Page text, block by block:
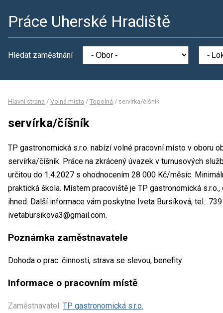
Práce Uherské Hradiště
Hledat zaměstnání
Hlavní strana / Volná místa / Topolná / servírka/číšník
servírka/číšník
TP gastronomická s.r.o. nabízí volné pracovní místo v oboru
servírka/číšník. Práce na zkrácený úvazek v turnusových
určitou do 1.4.2027 s ohodnocením 28 000 Kč/měsíc.
praktická škola. Místem pracoviště je TP gastronomická
ihned. Další informace vám poskytne Iveta Bursíková, tel.:
ivetabursikova3@gmail.com.
Poznámka zaměstnavatele
Dohoda o prac. činnosti, strava se slevou, benefity
Informace o pracovním místě
Zaměstnavatel: TP gastronomická s.r.o.